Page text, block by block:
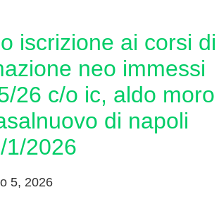
neo immessi
26 c/o ic, aldo moro
di napoli
1/2026
5, 2026